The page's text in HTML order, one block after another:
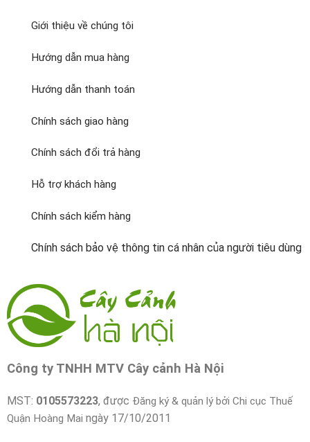
Giới thiệu về chúng tôi
Hướng dẫn mua hàng
Hướng dẫn thanh toán
Chính sách giao hàng
Chính sách đổi trả hàng
Hỗ trợ khách hàng
Chính sách kiểm hàng
Chính sách bảo vệ thông tin cá nhân của người tiêu dùng
Công ty TNHH MTV Cây cảnh Hà Nội
MST: 0105573223, được Đăng ký & quản lý bởi Chi cục Thuế
Quận Hoàng Mai ngày 17/10/2011